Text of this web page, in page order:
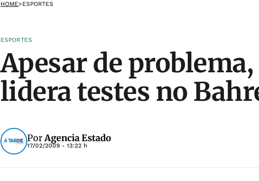
HOME>ESPORTES
ESPORTES
Apesar de
lidera testes no
PorAgencia Estado
17/02/2009 - 13:22 h